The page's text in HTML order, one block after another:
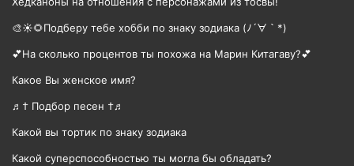
🎨☀🌻Подберу тебе хобби по знаку зодиака (ﾉ´∀｀*)
💕На сколько процентов ты похожа на Марин Китагаву?💕
Какое Вы женское имя?
♬† Подбор песен †♬
Какой вы тортик по знаку зодиака
Какой суперспособностью ты могла бы обладать?